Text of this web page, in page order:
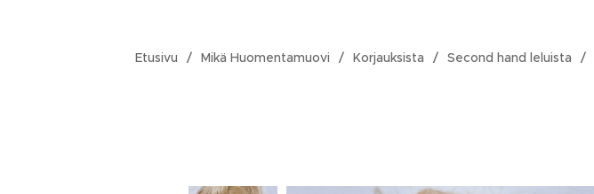
Etusivu Mikä Huomentamuovi Korjauksista Second hand leluista